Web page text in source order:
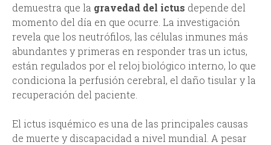
demuestra que la gravedad del ictus depende del
momento del día en que ocurre. La investigación
revela que los neutrófilos, las células inmunes más
abundantes y primeras en responder tras un ictus,
están regulados por el reloj biológico interno, lo que
condiciona la perfusión cerebral, el daño tisular y la
recuperación del paciente.
El ictus isquémico es una de las principales causas
de muerte y discapacidad a nivel mundial. A pesar